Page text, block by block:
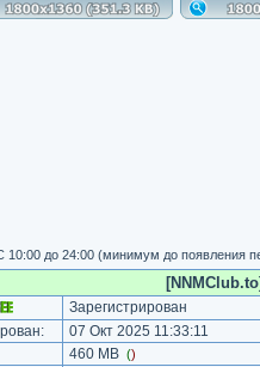
10:00 до 24:00 (минимум до появления
Зарегистрирован
07 Окт 2025 11:33:11
460 MB ()